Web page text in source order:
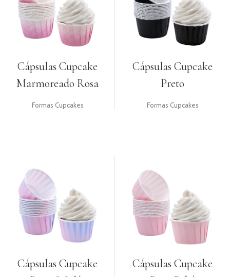
Cápsulas Cupcake
Marmoreado Rosa
Formas Cupcakes
Cápsulas Cupcake
Preto
Formas Cupcakes
Cápsulas Cupcake
Cápsulas Cupcake